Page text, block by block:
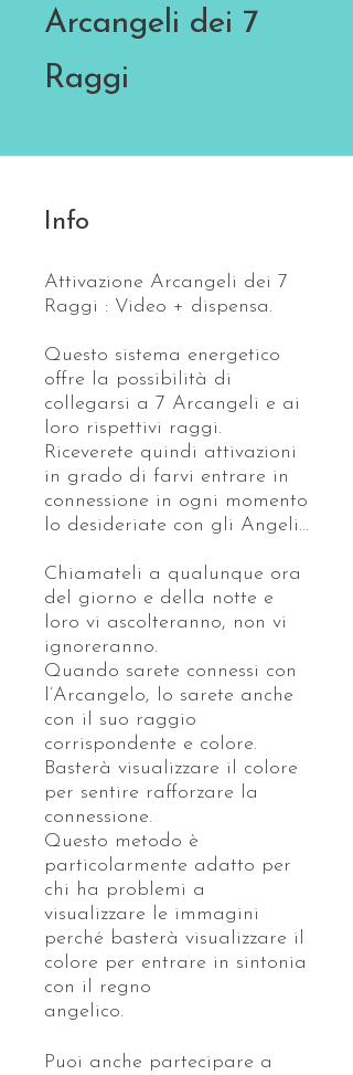
Arcangeli dei 7
Raggi
Info
Attivazione Arcangeli dei 7
Raggi : Video + dispensa.
Questo sistema energetico
offre la possibilità di
collegarsi a 7 Arcangeli e ai
loro rispettivi raggi.
Riceverete quindi attivazioni
in grado di farvi entrare in
connessione in ogni momento
lo desideriate con gli Angeli…
Chiamateli a qualunque ora
del giorno e della notte e
loro vi ascolteranno, non vi
ignoreranno.
Quando sarete connessi con
l’Arcangelo, lo sarete anche
con il suo raggio
corrispondente e colore.
Basterà visualizzare il colore
per sentire rafforzare la
connessione.
Questo metodo è
particolarmente adatto per
chi ha problemi a
visualizzare le immagini
perché basterà visualizzare il
colore per entrare in sintonia
con il regno
angelico.
Puoi anche partecipare a